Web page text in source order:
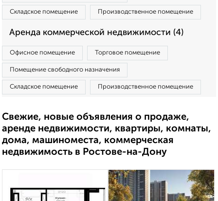
Складское помещение Производственное помещение
Аренда коммерческой недвижимости (4)
Офисное помещение Торговое помещение
Помещение свободного назначения
Складское помещение Производственное помещение
Свежие, новые объявления о продаже,
аренде недвижимости, квартиры, комнаты,
дома, машиноместа, коммерческая
недвижимость в Ростове-на-Дону